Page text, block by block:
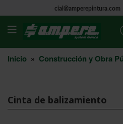
al
contenido
cial@amperepintura.com
Inicio » Construcción y Obra
Cinta de balizamiento